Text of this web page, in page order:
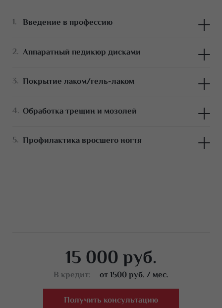
Введение в профессию
Аппаратный педикюр дисками
Покрытие лаком/гель-лаком
Обработка трещин и мозолей
Профилактика вросшего ногтя
15 000 руб.
В кредит:
от 1500 руб. / мес.
Получить консультацию